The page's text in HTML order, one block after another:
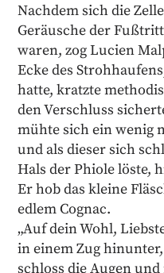
Nachdem sich die
Geräusche der
waren, zog Lucien
Ecke des
hatte, kratzte
den Verschluss
mühte sich ein wenig
und als dieser sich
Hals der Phiole löste,
Er hob das kleine
edlem Cognac.
„Auf dein Wohl,
in einem Zug
schloss die Augen